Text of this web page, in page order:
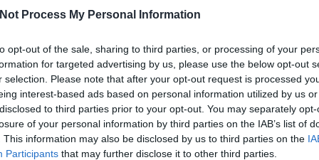
Process My Personal Information
opt-out of the sale, sharing to third parties, or processing of your
for targeted advertising by us, please use the below opt-out
selection. Please note that after your opt-out request is processed
interest-based ads based on personal information utilized by us
to third parties prior to your opt-out. You may separately
of your personal information by third parties on the IAB’s list of
This information may also be disclosed by us to third parties on the
Participants that may further disclose it to other third parties.
(
1 (
(
(
(
bízzunk az új edzőben, hogy ő majd jobban bízik a fiatalokban!
17:13:19
csak ilyen hírek jönnek. A fél csapatnak, köztük
Mihály, Ladányi, Palkovics stb/ Vagy Ocskay bácsi
nem tudokkal szemben egy nyomottabb díjazást